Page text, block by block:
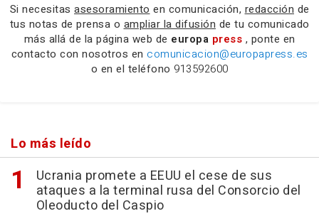
Si necesitas asesoramiento en comunicación, redacción de
tus notas de prensa o ampliar la difusión de tu comunicado
más allá de la página web de europa press , ponte en
contacto con nosotros en comunicacion@europapress.es
o en el teléfono 913592600
Lo más leído
Ucrania promete a EEUU el cese de sus
ataques a la terminal rusa del Consorcio del
Oleoducto del Caspio